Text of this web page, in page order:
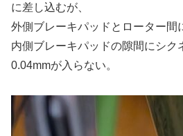
に差し込むが、
外側ブレーキパッドとローター間
内側ブレーキパッドの隙間にシク
0.04mmが入らない。